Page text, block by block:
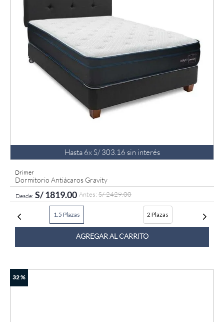
Hasta 6xS/ 303 16 sin interés
Drimer
Dormitorio Antiácaros Gravity
S/1819.00 S/2429.00
1.5 Plazas 2 Plazas
AGREGAR AL CARRITO
32 %